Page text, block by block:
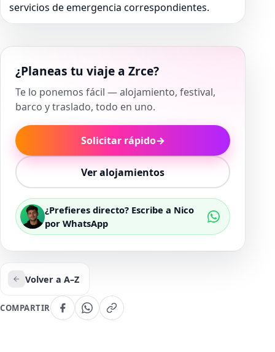
servicios de emergencia correspondientes.
¿Planeas tu viaje a Zrce?
Te lo ponemos fácil — alojamiento, festival,
barco y traslado, todo en uno.
Solicitar rápido→
Ver alojamientos
¿Prefieres directo? Escribe a Nico
por WhatsApp
Volver a A–Z
COMPARTIR